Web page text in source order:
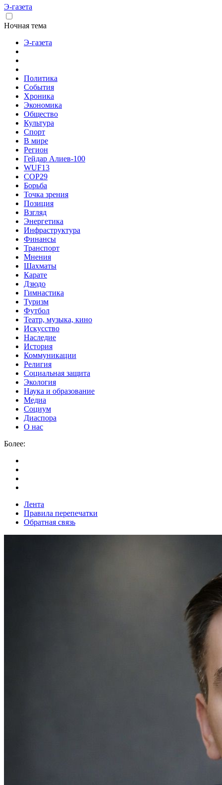
Э-газета
Ночная тема
Э-газета
Политика
События
Хроника
Экономика
Общество
Культура
Спорт
В мире
Регион
Гейдар Алиев-100
WUF13
COP29
Борьба
Точка зрения
Позиция
Взгляд
Энергетика
Инфраструктура
Финансы
Транспорт
Мнения
Шахматы
Карате
Дзюдо
Гимнастика
Туризм
Футбол
Театр, музыка, кино
Искусство
Наследие
История
Коммуникации
Религия
Социальная защита
Экология
Наука и образование
Медиа
Социум
Диаспора
О нас
Более:
Лента
Правила перепечатки
Обратная связь